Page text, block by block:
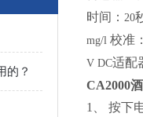
的？
时间： 20
mg/l 校准
V DC适配
CA2000
1
、 按下